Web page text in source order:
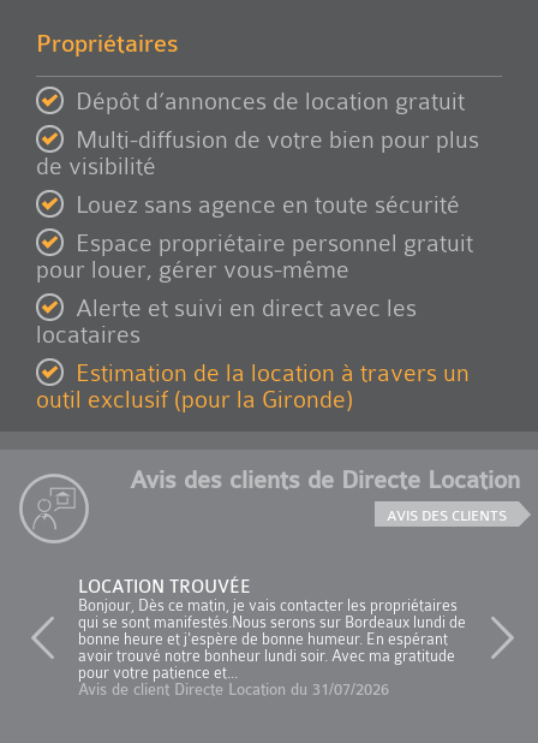
Propriétaires
Dépôt d’annonces de location gratuit
Multi-diffusion de votre bien pour plus
de visibilité
Louez sans agence en toute sécurité
Espace propriétaire personnel gratuit
pour louer, gérer vous-même
Alerte et suivi en direct avec les
locataires
Estimation de la location à travers un
outil exclusif (pour la Gironde)
Avis des clients de Directe Location
AVIS DES CLIENTS
LOCATION TROUVÉE
Bonjour, Dès ce matin, je vais contacter les propriétaires
qui se sont manifestés.Nous serons sur Bordeaux lundi de
bonne heure et j'espère de bonne humeur. En espérant
avoir trouvé notre bonheur lundi soir. Avec ma gratitude
pour votre patience et...
Avis de client Directe Location du 31/07/2026